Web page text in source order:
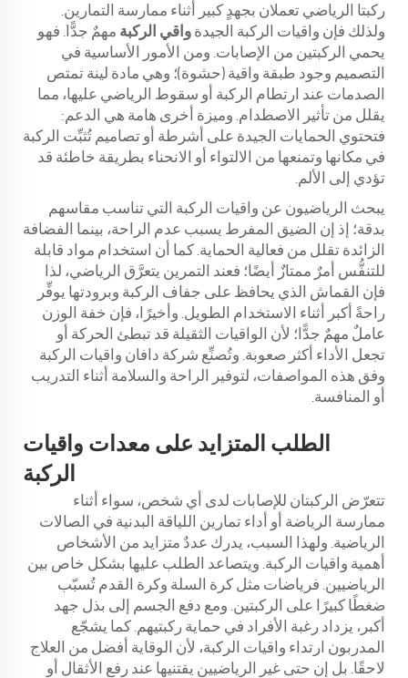
ركبتا الرياضي تعملان بجهدٍ كبير أثناء ممارسة التمارين.
ولذلك فإن واقيات الركبة الجيدة واقي الركبة مهمٌ جدًّا. فهو
يحمي الركبتين من الإصابات. ومن الأمور الأساسية في
التصميم وجود طبقة واقية (حشوة)؛ وهي مادة لينة تمتص
الصدمات عند ارتطام الركبة أو سقوط الرياضي عليها، مما
يقلل من تأثير الاصطدام. وميزة أخرى هامة هي الدعم:
فتحتوي الحمايات الجيدة على أشرطة أو تصاميم تُثبِّت الركبة
في مكانها وتمنعها من الالتواء أو الانحناء بطريقة خاطئة قد
تؤدي إلى الألم.
يبحث الرياضيون عن واقيات الركبة التي تناسب مقاسهم
بدقة؛ إذ إن الضيق المفرط يسبب عدم الراحة، بينما الفضافة
الزائدة تقلل من فعالية الحماية. كما أن استخدام مواد قابلة
للتنفُّس أمرٌ ممتازٌ أيضًا؛ فعند التمرين يتعرَّق الرياضي، لذا
فإن القماش الذي يحافظ على جفاف الركبة وبرودتها يوفِّر
راحةً أكبر أثناء الاستخدام الطويل. وأخيرًا، فإن خفة الوزن
عاملٌ مهمٌ جدًّا؛ لأن الواقيات الثقيلة قد تبطئ الحركة أو
تجعل الأداء أكثر صعوبة. وتُصنِّع شركة دافان واقيات الركبة
وفق هذه المواصفات، لتوفير الراحة والسلامة أثناء التدريب
أو المنافسة.
الطلب المتزايد على معدات واقيات
الركبة
تتعرّض الركبتان للإصابات لدى أي شخص، سواء أثناء
ممارسة الرياضة أو أداء تمارين اللياقة البدنية في الصالات
الرياضية. ولهذا السبب، يدرك عددٌ متزايد من الأشخاص
أهمية واقيات الركبة. ويتصاعد الطلب عليها بشكل خاص بين
الرياضيين. فرياضات مثل كرة السلة وكرة القدم تُسبّب
ضغطًا كبيرًا على الركبتين. ومع دفع الجسم إلى بذل جهد
أكبر، يزداد رغبة الأفراد في حماية ركبتيهم. كما يشجّع
المدربون ارتداء واقيات الركبة، لأن الوقاية أفضل من العلاج
لاحقًا. بل إن حتى غير الرياضيين يقتنيها عند رفع الأثقال أو